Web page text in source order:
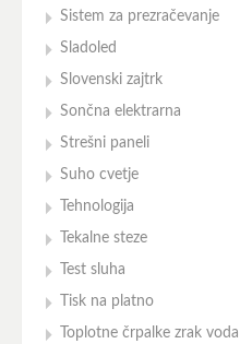
Sistem za prezračevanje
Sladoled
Slovenski zajtrk
Sončna elektrarna
Strešni paneli
Suho cvetje
Tehnologija
Tekalne steze
Test sluha
Tisk na platno
Toplotne črpalke zrak voda